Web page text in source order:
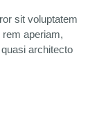
sit voluptatem
aperiam,
architecto